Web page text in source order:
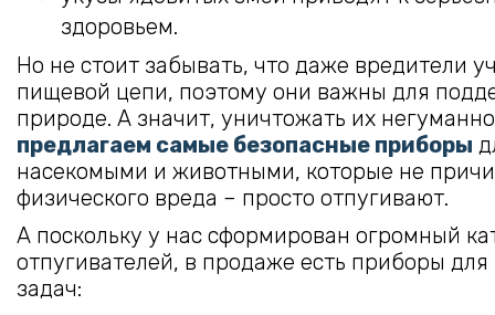
здоровьем.
Но не стоит забывать, что даже вредители
пищевой цепи, поэтому они важны для
природе. А значит, уничтожать их
предлагаем самые безопасные приборы
насекомыми и животными, которые не
физического вреда – просто отпугивают.
А поскольку у нас сформирован огромный
отпугивателей, в продаже есть приборы
задач: